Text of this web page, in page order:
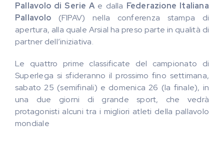
Pallavolo di Serie Ae dalla Federazione Italiana
Pallavolo (FIPAV) nella conferenza stampa di
apertura, alla quale Arsial ha preso parte in qualità di
partner dell’iniziativa.
Le quattro prime classificate del campionato di
Superlega si sfideranno il prossimo fino settimana,
sabato 25 (semifinali) e domenica 26 (la finale), in
una due giorni di grande sport, che vedrà
protagonisti alcuni tra i migliori atleti della pallavolo
mondiale